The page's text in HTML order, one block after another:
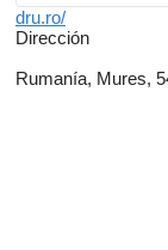
dru.ro/
Dirección
Rumanía, Mures,